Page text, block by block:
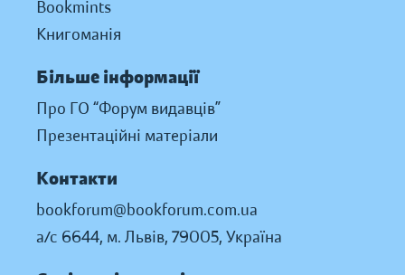
Bookmints
Книгоманія
Більше інформації
Про ГО “Форум видавців”
Презентаційні матеріали
Контакти
bookforum@bookforum.com.ua
а/с 6644, м. Львів, 79005, Україна